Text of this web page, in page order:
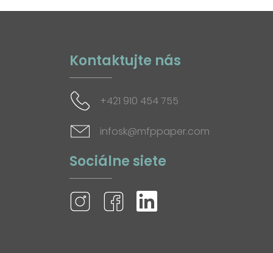
Kontaktujte nás
+421 910 454 755
infosk@mfppaper.com
Sociálne siete